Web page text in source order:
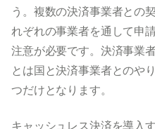
う。複数の決済事業者との
れぞれの事業者を通して申
注意が必要です。決済事業
とは国と決済事業者とのや
つだけとなります。
キャッシュレス決済を導入